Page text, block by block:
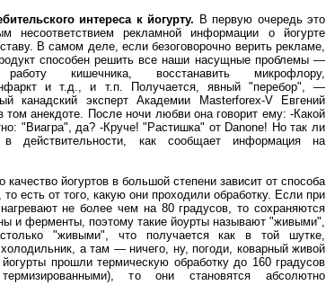
интереса к йогурту. В первую очередь это
несоответствием рекламной информации о йогурте
В самом деле, если безоговорочно верить рекламе,
способен решить все наши насущные проблемы —
работу кишечника, восстанавить микрофлору,
и т.д., и т.п. Получается, явный "перебор", —
канадский эксперт Академии Masterforex-V Евгений
том анекдоте. После ночи любви она говорит ему: -Какой
"Виагра", да? -Круче! "Растишка" от Danone! Но так ли
в действительности, как сообщает информация на
качество йогуртов в большой степени зависит от способа
то есть от того, какую они проходили обработку. Если при
не более чем на 80 градусов, то сохраняются
и ферменты, поэтому такие йоурты называют "живыми",
"живыми", что получается как в той шутке,
а там — ничего, ну, погоди, коварный живой
прошли термическую обработку до 160 градусов
то они становятся абсолютно